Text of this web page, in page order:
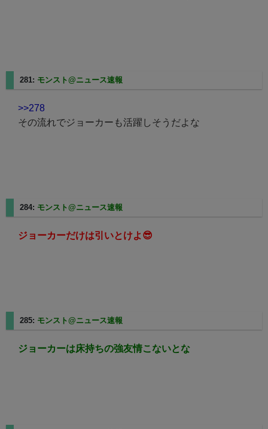
281: モンスト@ニュース速報
>>278
その流れでジョーカーも活躍しそうだよな
284: モンスト@ニュース速報
ジョーカーだけは引いとけよ😎
285: モンスト@ニュース速報
ジョーカーは床持ちの強友情こないとな